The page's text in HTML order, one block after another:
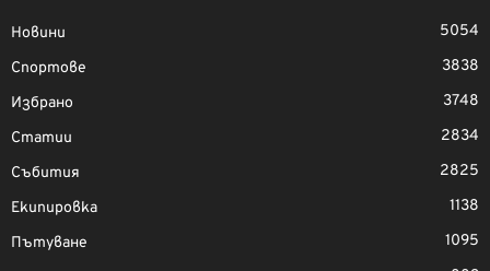
Новини
5054
Спортове
3838
Избрано
3748
Статии
2834
Събития
2825
Екипировка
1138
Пътуване
1095